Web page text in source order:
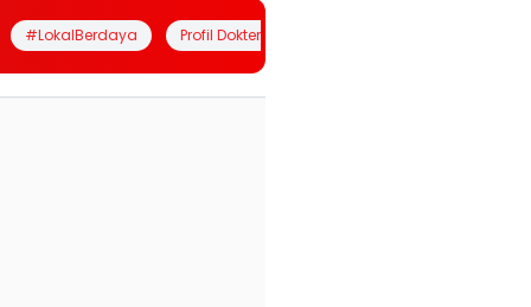
#LokalBerdaya Profil Dokter